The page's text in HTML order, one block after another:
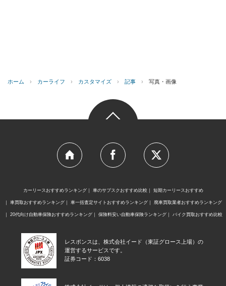
ホーム › カーライフ › カスタマイズ › 記事 › 写真・画像
カーリースおすすめランキング 車のサブスクおすすめ比較 短期カーリースおすすめ
車買取おすすめランキング 車一括査定サイトおすすめランキング 廃車買取業者おすすめランキング
20代向け自動車保険おすすめランキング 保険料安い自動車保険ランキング バイク買取おすすめ比較
レスポンスは、株式会社イード（東証グロース上場）の
運営するサービスです。
証券コード：6038